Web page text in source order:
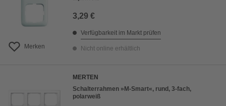
Merken
3,29 €
Verfügbarkeit im Markt prüfen
Nicht online erhältlich
MERTEN
Schalterrahmen »M-Smart«, rund, 3-fach,
polarweiß